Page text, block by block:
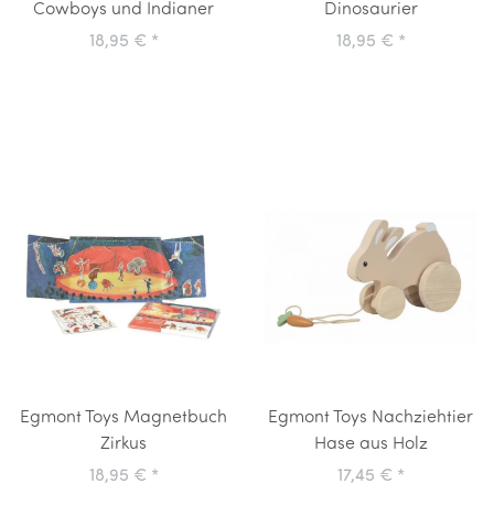
Cowboys und Indianer
18,95 € *
Dinosaurier
18,95 € *
Egmont Toys Magnetbuch
Zirkus
18,95 € *
Egmont Toys Nachziehtier
Hase aus Holz
17,45 € *